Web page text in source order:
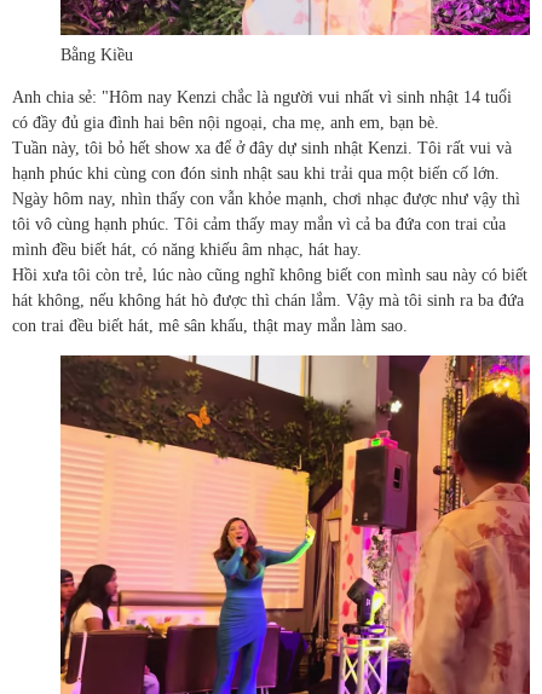
Bằng Kiều
Anh chia sẻ: "Hôm nay Kenzi chắc là người vui nhất vì sinh nhật 14 tuổi
có đầy đủ gia đình hai bên nội ngoại, cha mẹ, anh em, bạn bè.
Tuần này, tôi bỏ hết show xa để ở đây dự sinh nhật Kenzi. Tôi rất vui và
hạnh phúc khi cùng con đón sinh nhật sau khi trải qua một biến cố lớn.
Ngày hôm nay, nhìn thấy con vẫn khỏe mạnh, chơi nhạc được như vậy thì
tôi vô cùng hạnh phúc. Tôi cảm thấy may mắn vì cả ba đứa con trai của
mình đều biết hát, có năng khiếu âm nhạc, hát hay.
Hồi xưa tôi còn trẻ, lúc nào cũng nghĩ không biết con mình sau này có biết
hát không, nếu không hát hò được thì chán lắm. Vậy mà tôi sinh ra ba đứa
con trai đều biết hát, mê sân khấu, thật may mắn làm sao.